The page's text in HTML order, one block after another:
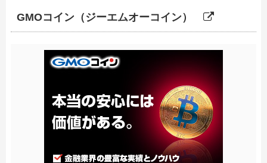
GMOコイン（ジーエムオーコイン）